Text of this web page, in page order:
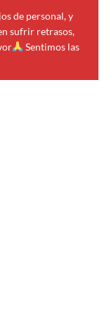
de personal, y
sufrir retrasos,
Sentimos las